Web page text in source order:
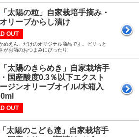
「太陽の粒」自家栽培手摘み・
リーブからし漬け
OUT
めえん」だけのオリジナル商品です。ピリっと
がお酒のおつまみにぴったり!
「太陽のきらめき」自家栽培手
国産酸度0.3％以下エクスト
ジンオリーブオイル/木箱入
OUT
「太陽のこども達」自家栽培手